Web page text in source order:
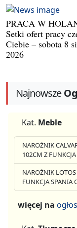
PRACA W
Setki ofert pracy
Ciebie – sobota 8
2026
Najnowsze
Kat. Meble
NAROŻNIK
102CM Z
NAROŻNIK
FUNKCJA SPANIA
więcej na